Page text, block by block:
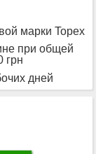
марки Topex
при общей
грн
дней